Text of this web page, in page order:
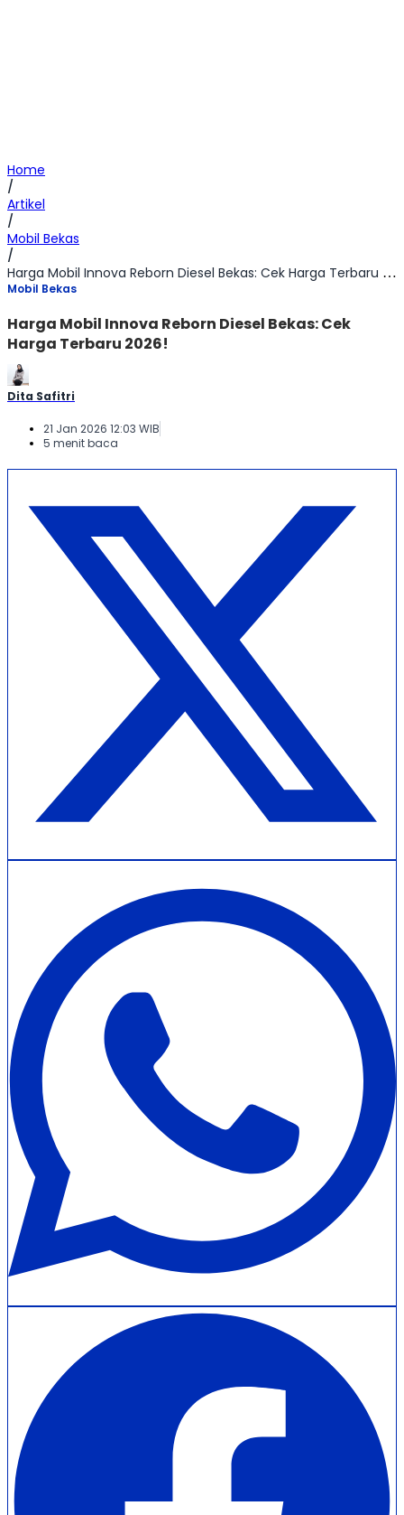
Home
/
Artikel
/
Mobil Bekas
/
Harga Mobil Innova Reborn Diesel Bekas: Cek Harga Terbaru 2026!
Mobil Bekas
Harga Mobil Innova Reborn Diesel Bekas: Cek
Harga Terbaru 2026!
Dita Safitri
21 Jan 2026 12:03 WIB
5 menit baca